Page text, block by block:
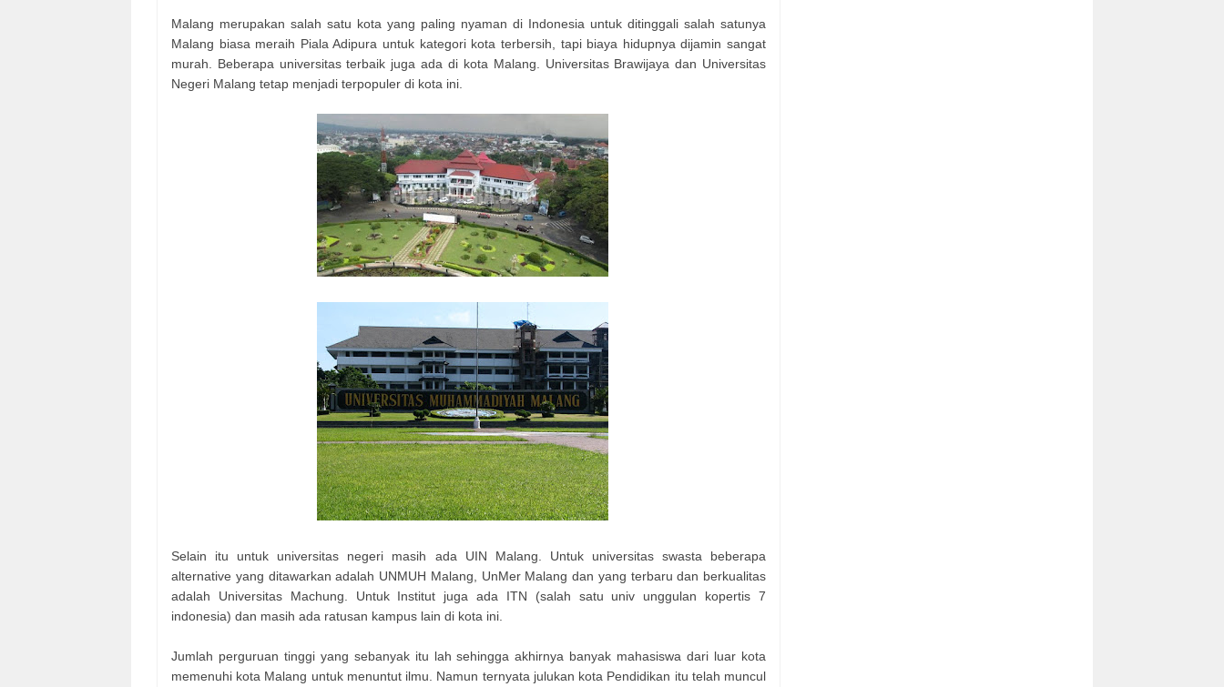
Malang merupakan salah satu kota yang paling nyaman di Indonesia untuk ditinggali salah satunya
Malang biasa meraih Piala Adipura untuk kategori kota terbersih, tapi biaya hidupnya dijamin sangat
murah. Beberapa universitas terbaik juga ada di kota Malang. Universitas Brawijaya dan Universitas
Negeri Malang tetap menjadi terpopuler di kota ini.
Selain itu untuk universitas negeri masih ada UIN Malang. Untuk universitas swasta beberapa
alternative yang ditawarkan adalah UNMUH Malang, UnMer Malang dan yang terbaru dan berkualitas
adalah Universitas Machung. Untuk Institut juga ada ITN (salah satu univ unggulan kopertis 7
indonesia) dan masih ada ratusan kampus lain di kota ini.
Jumlah perguruan tinggi yang sebanyak itu lah sehingga akhirnya banyak mahasiswa dari luar kota
memenuhi kota Malang untuk menuntut ilmu. Namun ternyata julukan kota Pendidikan itu telah muncul